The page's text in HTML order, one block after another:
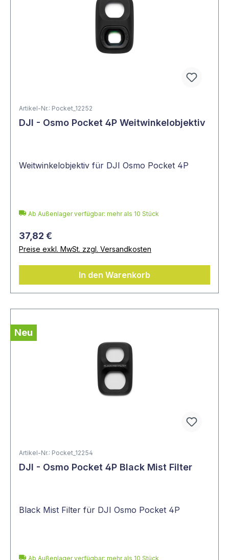
Artikel-Nr.: Pocket_12252
DJI - Osmo Pocket 4P Weitwinkelobjektiv
Weitwinkelobjektiv für DJI Osmo Pocket 4P
Ab Außenlager verfügbar: mehr als 10 Stück
37,82 €
Preise exkl. MwSt. zzgl. Versandkosten
In den Warenkorb
Neu
Artikel-Nr.: Pocket_12254
DJI - Osmo Pocket 4P Black Mist Filter
Black Mist Filter für DJI Osmo Pocket 4P
Ab Außenlager verfügbar: mehr als 10 Stück